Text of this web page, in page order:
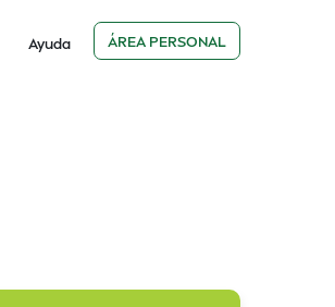
Ayuda ÁREA PERSONAL